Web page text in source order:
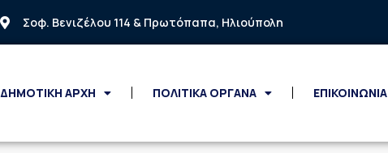
Σοφ. Βενιζέλου 114 & Πρωτόπαπα, Ηλιούπολη
ΔΗΜΟΤΙΚΗ ΑΡΧΗ ΠΟΛΙΤΙΚΑ ΟΡΓΑΝΑ ΕΠΙΚΟΙΝΩΝΙΑ